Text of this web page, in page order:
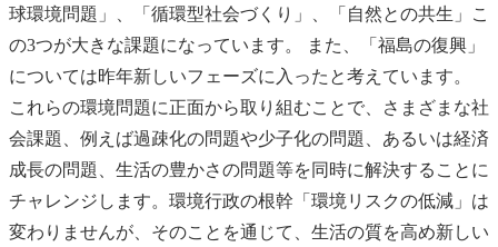
球環境問題」、「循環型社会づくり」、「自然との共生」こ
の3つが大きな課題になっています。 また、「福島の復興」
については昨年新しいフェーズに入ったと考えています。
これらの環境問題に正面から取り組むことで、さまざまな社
会課題、例えば過疎化の問題や少子化の問題、あるいは経済
成長の問題、生活の豊かさの問題等を同時に解決することに
チャレンジします。環境行政の根幹「環境リスクの低減」は
変わりませんが、そのことを通じて、生活の質を高め新しい